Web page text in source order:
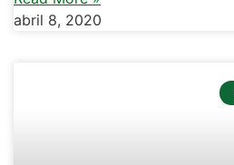
abril 8, 2020